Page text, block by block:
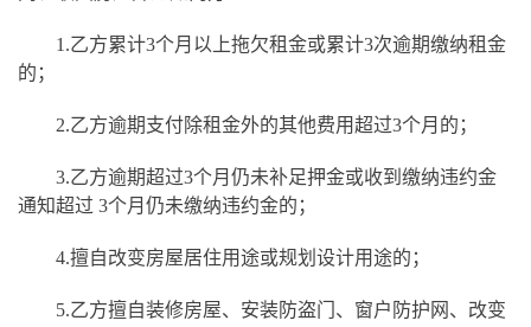
1.乙方累计3个月以上拖欠租金或累计3次逾期缴纳租金
的；
2.乙方逾期支付除租金外的其他费用超过3个月的；
3.乙方逾期超过3个月仍未补足押金或收到缴纳违约金
通知超过 3个月仍未缴纳违约金的；
4.擅自改变房屋居住用途或规划设计用途的；
5.乙方擅自装修房屋、安装防盗门、窗户防护网、改变